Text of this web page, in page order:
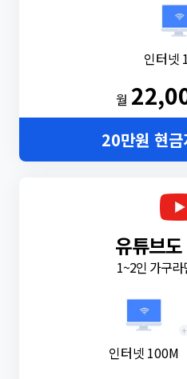
인터넷
월
20만원 현
유튜브
1~2인 가구
인터넷 100M
+